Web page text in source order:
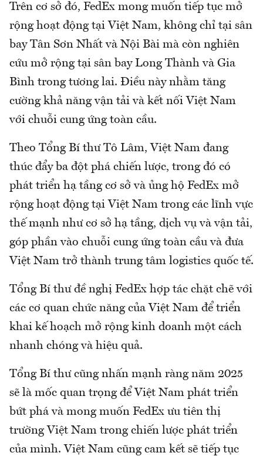
Trên cơ sở đó, FedEx mong muốn tiếp tục mở
rộng hoạt động tại Việt Nam, không chỉ tại sân
bay Tân Sơn Nhất và Nội Bài mà còn nghiên
cứu mở rộng tại sân bay Long Thành và Gia
Bình trong tương lai. Điều này nhằm tăng
cường khả năng vận tải và kết nối Việt Nam
với chuỗi cung ứng toàn cầu.
Theo Tổng Bí thư Tô Lâm, Việt Nam đang
thúc đẩy ba đột phá chiến lược, trong đó có
phát triển hạ tầng cơ sở và ủng hộ FedEx mở
rộng hoạt động tại Việt Nam trong các lĩnh vực
thế mạnh như cơ sở hạ tầng, dịch vụ và vận tải,
góp phần vào chuỗi cung ứng toàn cầu và đưa
Việt Nam trở thành trung tâm logistics quốc tế.
Tổng Bí thư đề nghị FedEx hợp tác chặt chẽ với
các cơ quan chức năng của Việt Nam để triển
khai kế hoạch mở rộng kinh doanh một cách
nhanh chóng và hiệu quả.
Tổng Bí thư cũng nhấn mạnh ràng năm 2025
sẽ là mốc quan trọng để Việt Nam phát triển
bứt phá và mong muốn FedEx ưu tiên thị
trường Việt Nam trong chiến lược phát triển
của mình. Việt Nam cũng cam kết sẽ tiếp tục